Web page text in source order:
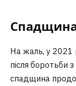
Спадщина
На жаль, у 2021
після боротьби
спадщина